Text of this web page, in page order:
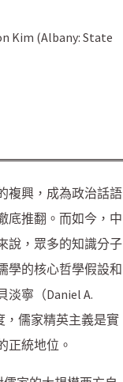
Kim (Albany: State
複興，成為政治話語
底推翻。而如今，中
說，眾多的知識分子
學的核心哲學假設和
寧（Daniel A.
儒家精英主義是實
正統地位。